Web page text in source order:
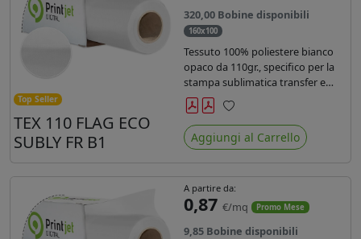
Top Seller
TEX 110 FLAG ECO
SUBLY FR B1
320,00 Bobine disponibili
160x100
Tessuto 100% poliestere bianco
opaco da 110gr., specifico per la
stampa sublimatica transfer e
diretta. Ideale per la realizzazione
di stendardi e bandiere, grazie al
passaggio dell'inchiostro su
entrambi i lati. Dotato di
Preferiti
Aggiungi al Carrello
A partire da:
0,87 €/mq Promo Mese
9,85 Bobine disponibili